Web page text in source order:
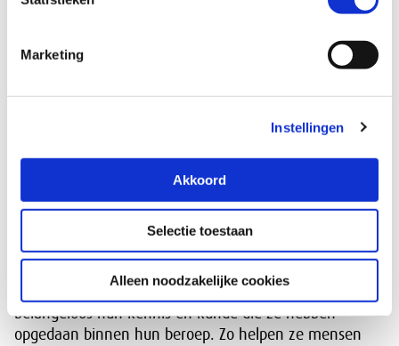
Marketing
Instellingen
Akkoord
Selectie toestaan
Alleen noodzakelijke cookies
eigen kracht iets aan hun situatie te veranderen. Dit
gebruiken, en dus ook vluchtelingen.
Stichting Gilde Nederland
Taalprojecten en kennisdeling over ambachten
Vrijwilligers van Stichting Gilde Nederland delen
belangeloos hun kennis en kunde die ze hebben
opgedaan binnen hun beroep. Zo helpen ze mensen